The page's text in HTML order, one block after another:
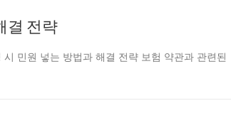
결 전략
민원 넣는 방법과 해결 전략 보험 약관과 관련된